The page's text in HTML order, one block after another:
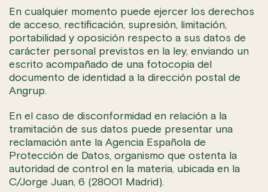
En cualquier momento puede ejercer los derechos
de acceso, rectificación, supresión, limitación,
portabilidad y oposición respecto a sus datos de
carácter personal previstos en la ley, enviando un
escrito acompañado de una fotocopia del
documento de identidad a la dirección postal de
Angrup.
En el caso de disconformidad en relación a la
tramitación de sus datos puede presentar una
reclamación ante la Agencia Española de
Protección de Datos, organismo que ostenta la
autoridad de control en la materia, ubicada en la
C/Jorge Juan, 6 (28001 Madrid).